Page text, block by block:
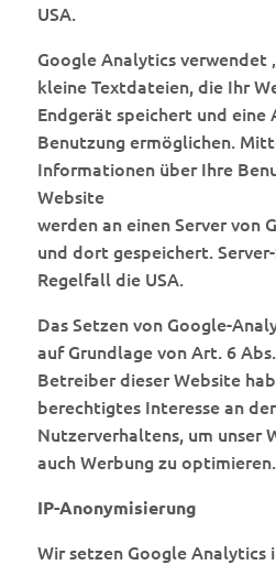
USA.
Google Analytics verwendet
kleine Textdateien, die Ihr
Endgerät speichert und eine
Benutzung ermöglichen.
Informationen über Ihre
Website
werden an einen Server von
und dort gespeichert.
Regelfall die USA.
Das Setzen von Google-
auf Grundlage von Art. 6
Betreiber dieser Website
berechtigtes Interesse an
Nutzerverhaltens, um unser
auch Werbung zu optimieren.
IP-Anonymisierung
Wir setzen Google Analytics